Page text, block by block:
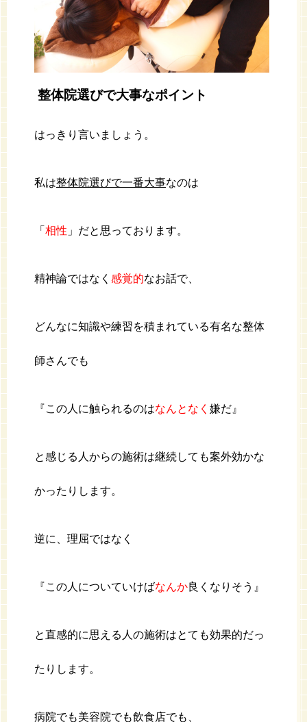
整体院選びで大事なポイント
はっきり言いましょう。
私は整体院選びで一番大事なのは
「 相性 」だと思っております。
精神論ではなく 感覚的なお話で、
どんなに知識や練習を積まれている有名な整体
師さんでも
『この人に触られるのはなんとなく 嫌だ』
と感じる人からの施術は継続しても案外効かな
かったりします。
逆に、理屈ではなく
『この人についていけばなんか良くなりそう』
と直感的に思える人の施術はとても効果的だっ
たりします。
病院でも美容院でも飲食店でも、